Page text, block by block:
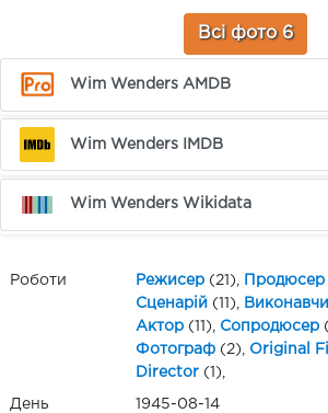
Всі фото 6
Wim Wenders AMDB
Wim Wenders IMDB
Wim Wenders Wikidata
Роботи Режисер (21), Продюсер
Сценарій (11),
Актор (11), Сопродюсер
Фотограф (2), Original
Director (1),
День
1945-08-14